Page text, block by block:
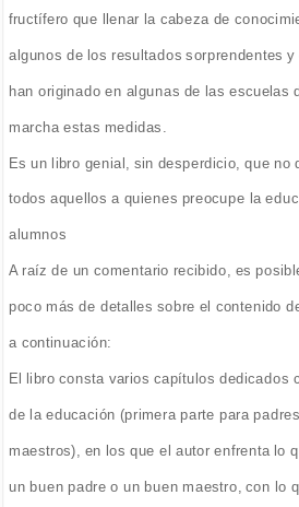
fructífero que llenar la cabeza de
algunos de los resultados sorprendentes
han originado en algunas de las escuelas
marcha estas medidas.
Es un libro genial, sin desperdicio, que no
todos aquellos a quienes preocupe la
alumnos
A raíz de un comentario recibido, es
poco más de detalles sobre el contenido
a continuación:
El libro consta varios capítulos dedicados
de la educación (primera parte para
maestros), en los que el autor enfrenta lo
un buen padre o un buen maestro, con lo